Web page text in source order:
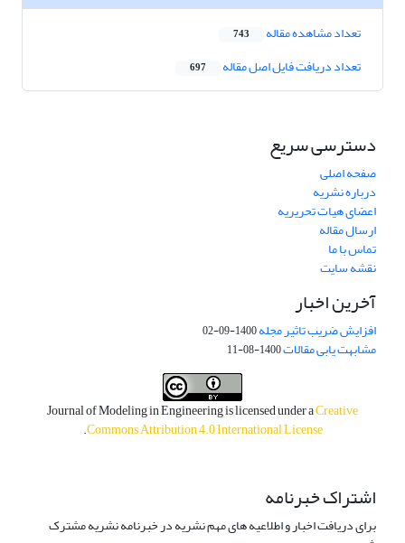
تعداد مشاهده مقاله 743
تعداد دریافت فایل اصل مقاله 697
دسترسی سریع
صفحه اصلی
درباره نشریه
اعضای هیات تحریریه
ارسال مقاله
تماس با ما
نقشه سایت
آخرین اخبار
افزایش ضریب تاثیر مجله1400-09-02
مشابهت یابی مقالات1400-08-11
Journal of Modeling in Engineering is licensed under aCreative
Commons Attribution 4.0 International License
.
اشتراک خبرنامه
برای دریافت اخبار و اطلاعیه های مهم نشریه در خبرنامه نشریه مشترک